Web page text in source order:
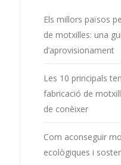
Els millors països
de motxilles: una
d’aprovisionament
Les 10 principals
fabricació de
de conèixer
Com aconseguir
ecològiques i